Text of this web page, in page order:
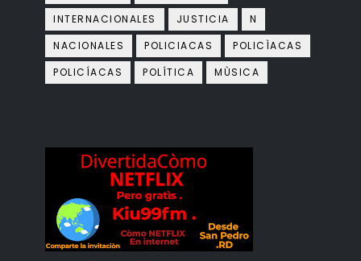
INTERNACIONALES
JUSTICIA
N
NACIONALES
POLICIACAS
POLICÌACAS
POLICÍACAS
POLÍTICA MÙSICA